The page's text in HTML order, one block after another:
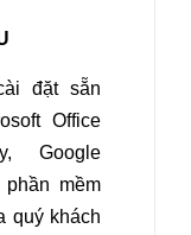
đặt sẵn
Office
Google
phần mềm
quý khách